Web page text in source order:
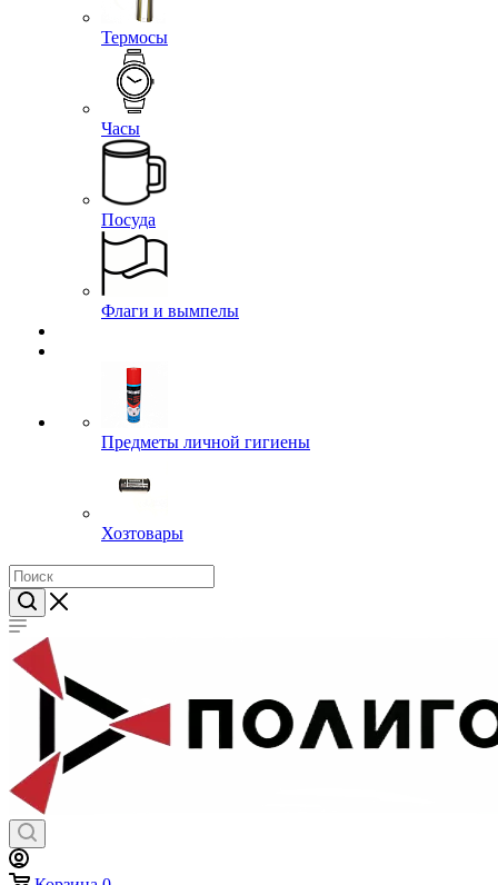
Термосы
Часы
Посуда
Флаги и вымпелы
Предметы личной гигиены
Хозтовары